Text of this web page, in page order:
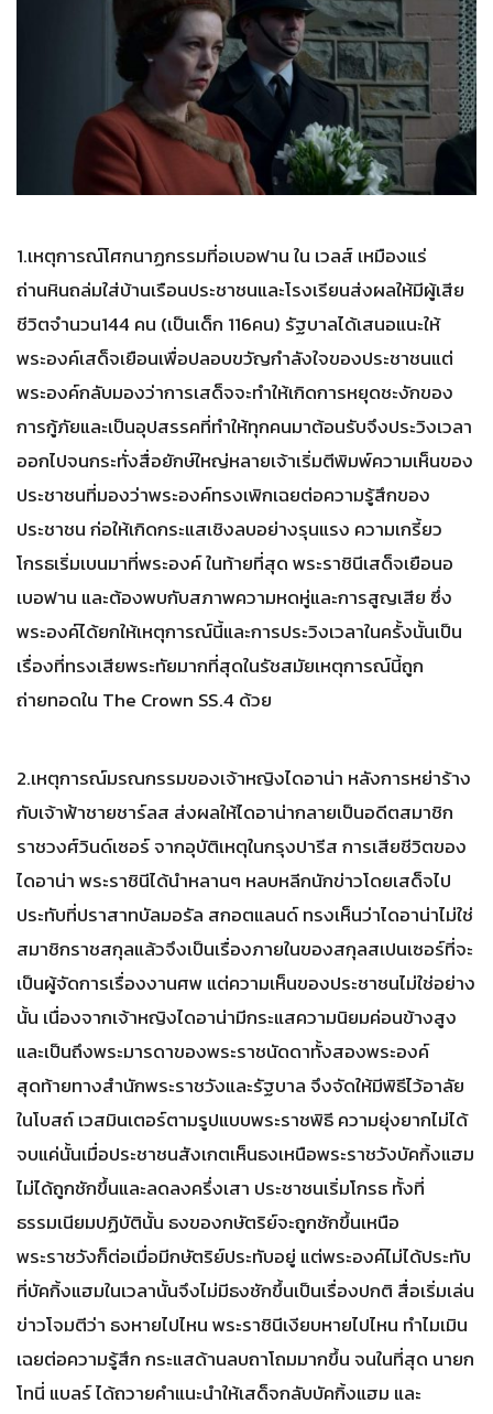
1.เหตุการณ์โศกนาฏกรรมที่อเบอฟาน ใน เวลส์ เหมืองแร่
ถ่านหินถล่มใส่บ้านเรือนประชาชนและโรงเรียนส่งผลให้มีผู้เสีย
ชีวิตจำนวน144 คน (เป็นเด็ก 116คน) รัฐบาลได้เสนอแนะให้
พระองค์เสด็จเยือนเพื่อปลอบขวัญกำลังใจของประชาชนแต่
พระองค์กลับมองว่าการเสด็จจะทำให้เกิดการหยุดชะงักของ
การกู้ภัยและเป็นอุปสรรคที่ทำให้ทุกคนมาต้อนรับจึงประวิงเวลา
ออกไปจนกระทั่งสื่อยักษ์ใหญ่หลายเจ้าเริ่มตีพิมพ์ความเห็นของ
ประชาชนที่มองว่าพระองค์ทรงเพิกเฉยต่อความรู้สึกของ
ประชาชน ก่อให้เกิดกระแสเชิงลบอย่างรุนแรง ความเกรี้ยว
โกรธเริ่มเบนมาที่พระองค์ ในท้ายที่สุด พระราชินีเสด็จเยือนอ
เบอฟาน และต้องพบกับสภาพความหดหู่และการสูญเสีย ซึ่ง
พระองค์ได้ยกให้เหตุการณ์นี้และการประวิงเวลาในครั้งนั้นเป็น
เรื่องที่ทรงเสียพระทัยมากที่สุดในรัชสมัยเหตุการณ์นี้ถูก
ถ่ายทอดใน The Crown SS.4 ด้วย
2.เหตุการณ์มรณกรรมของเจ้าหญิงไดอาน่า หลังการหย่าร้าง
กับเจ้าฟ้าชายชาร์ลส ส่งผลให้ไดอาน่ากลายเป็นอดีตสมาชิก
ราชวงศ์วินด์เซอร์ จากอุบัติเหตุในกรุงปารีส การเสียชีวิตของ
ไดอาน่า พระราชินีได้นำหลานๆ หลบหลีกนักข่าวโดยเสด็จไป
ประทับที่ปราสาทบัลมอรัล สกอตแลนด์ ทรงเห็นว่าไดอาน่าไม่ใช่
สมาชิกราชสกุลแล้วจึงเป็นเรื่องภายในของสกุลสเปนเซอร์ที่จะ
เป็นผู้จัดการเรื่องงานศพ แต่ความเห็นของประชาชนไม่ใช่อย่าง
นั้น เนื่องจากเจ้าหญิงไดอาน่ามีกระแสความนิยมค่อนข้างสูง
และเป็นถึงพระมารดาของพระราชนัดดาทั้งสองพระองค์
สุดท้ายทางสำนักพระราชวังและรัฐบาล จึงจัดให้มีพิธีไว้อาลัย
ในโบสถ์ เวสมินเตอร์ตามรูปแบบพระราชพิธี ความยุ่งยากไม่ได้
จบแค่นั้นเมื่อประชาชนสังเกตเห็นธงเหนือพระราชวังบัคกิ้งแฮม
ไม่ได้ถูกชักขึ้นและลดลงครึ่งเสา ประชาชนเริ่มโกรธ ทั้งที่
ธรรมเนียมปฏิบัตินั้น ธงของกษัตริย์จะถูกชักขึ้นเหนือ
พระราชวังก็ต่อเมื่อมีกษัตริย์ประทับอยู่ แต่พระองค์ไม่ได้ประทับ
ที่บัคกิ้งแฮมในเวลานั้นจึงไม่มีธงชักขึ้นเป็นเรื่องปกติ สื่อเริ่มเล่น
ข่าวโจมตีว่า ธงหายไปไหน พระราชินีเงียบหายไปไหน ทำไมเมิน
เฉยต่อความรู้สึก กระแสด้านลบถาโถมมากขึ้น จนในที่สุด นายก
โทนี่ แบลร์ ได้ถวายคำแนะนำให้เสด็จกลับบัคกิ้งแฮม และ